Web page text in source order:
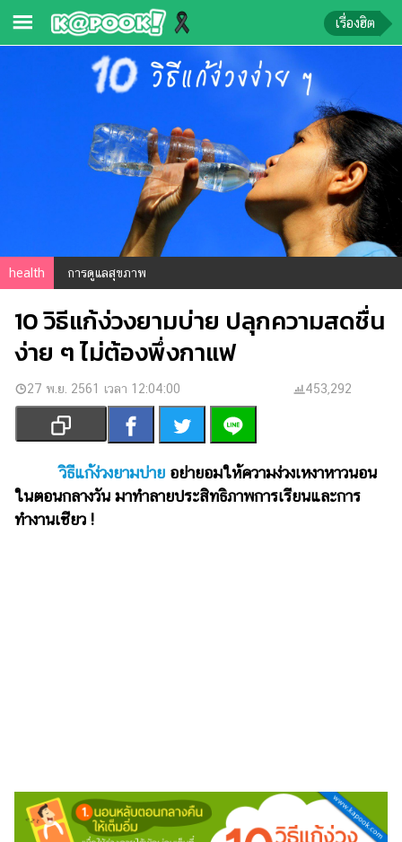
ตรวจ
หวย
ผล
บอล
สด
การ
เงิน
การ
ศึกษา
บันเทิง
ไลฟ์
ไตล์
เรื่องฮิต
health การดูแลสุขภาพ
10 วิธีแก้ง่วงยามบ่าย ปลุกความสดชื่น
ง่าย ๆ ไม่ต้องพึ่งกาแฟ
27 พ.ย. 2561 เวลา 12:04:00 453,292
วิธีแก้ง่วงยามบ่าย อย่ายอมให้ความง่วงเหงาหาวนอน
ในตอนกลางวัน มาทำลายประสิทธิภาพการเรียนและการ
ทำงานเชียว !